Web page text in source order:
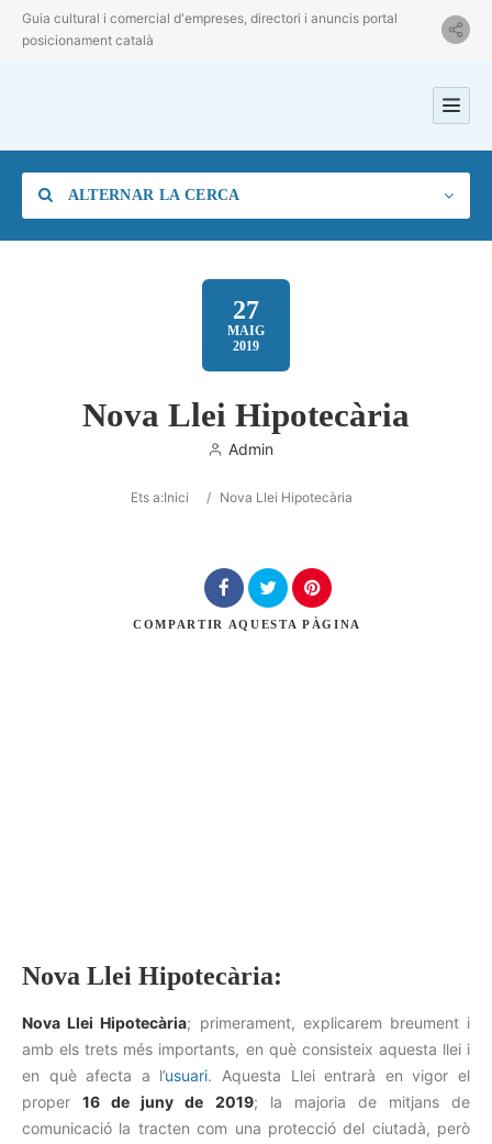
Guia cultural i comercial d'empreses, directori i anuncis portal
posicionament català
ALTERNAR LA CERCA
Ubicació
Cerca
27
MAIG
2019
Nova Llei Hipotecària
Admin
Ets a:Inici / Nova Llei Hipotecària
COMPARTIR AQUESTA PÀGINA
Nova Llei Hipotecària:
Nova Llei Hipotecària; primerament, explicarem breument i
amb els trets més importants, en què consisteix aquesta llei i
en què afecta a l’usuari. Aquesta Llei entrarà en vigor el
proper16 de juny de 2019; la majoria de mitjans de
comunicació la tracten com una protecció del ciutadà, però